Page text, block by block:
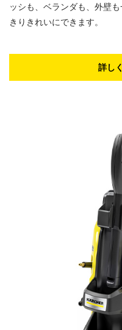
ッシも、ベランダも、外壁
きりきれいにできます。
詳し